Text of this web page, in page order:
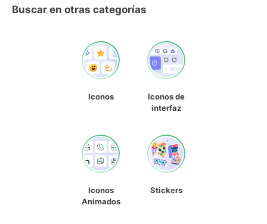
Buscar en otras categorías
Iconos
Iconos de
interfaz
Iconos
Animados
Stickers